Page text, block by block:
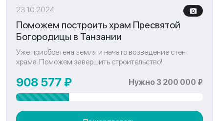
23.10.2024
Поможем построить храм Пресвятой
Богородицы в Танзании
Уже приобретена земля и начато возведение стен
храма. Поможем завершить строительство!
908 577 ₽ Нужно 3 200 000 ₽